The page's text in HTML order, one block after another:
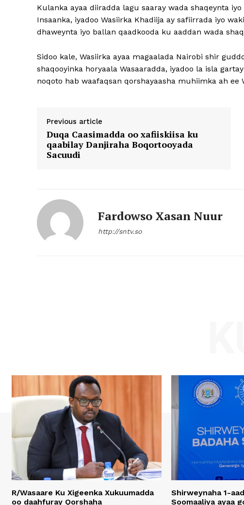
Kulanka ayaa diiradda lagu saaray wada shaqeynta
Insaanka, iyadoo Wasiirka Khadiija ay safiirrada iyo
dhaweynta iyo ballan qaadkooda ku aaddan wada
Sidoo kale, Wasiirka ayaa magaalada Nairobi shir
shaqooyinka horyaala Wasaaradda, iyadoo la isla
noqoto hab waafaqsan qorshayaasha muhiimka ah ee
Previous article
Duqa Caasimadda oo xafiiskiisa ku
qaabilay Danjiraha Boqortooyada
Sacuudi
Fardowso Xasan Nuur
http://sntv.so
R/Wasaare Ku Xigeenka Xukuumadda
oo daahfuray Qorshaha
Shirweynaha 1-
Soomaaliya ayaa